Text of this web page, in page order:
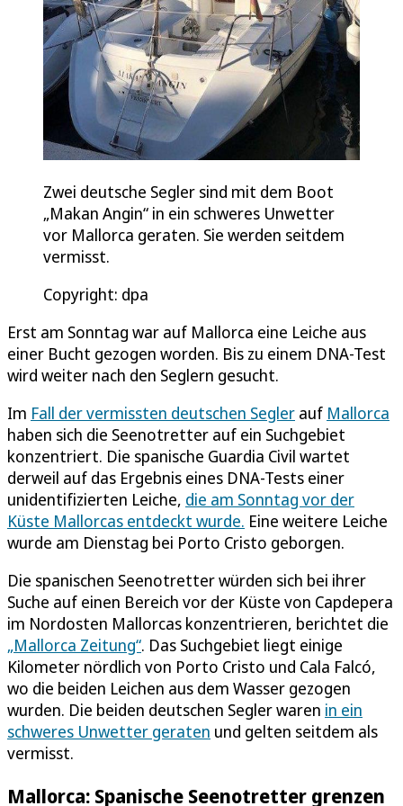
Zwei deutsche Segler sind mit dem Boot
„Makan Angin“ in ein schweres Unwetter
vor Mallorca geraten. Sie werden seitdem
vermisst.
Copyright: dpa
Erst am Sonntag war auf Mallorca eine Leiche aus
einer Bucht gezogen worden. Bis zu einem DNA-Test
wird weiter nach den Seglern gesucht.
Im Fall der vermissten deutschen Segler auf Mallorca
haben sich die Seenotretter auf ein Suchgebiet
konzentriert. Die spanische Guardia Civil wartet
derweil auf das Ergebnis eines DNA-Tests einer
unidentifizierten Leiche, die am Sonntag vor der
Küste Mallorcas entdeckt wurde. Eine weitere Leiche
wurde am Dienstag bei Porto Cristo geborgen.
Die spanischen Seenotretter würden sich bei ihrer
Suche auf einen Bereich vor der Küste von Capdepera
im Nordosten Mallorcas konzentrieren, berichtet die
„Mallorca Zeitung“. Das Suchgebiet liegt einige
Kilometer nördlich von Porto Cristo und Cala Falcó,
wo die beiden Leichen aus dem Wasser gezogen
wurden. Die beiden deutschen Segler waren in ein
schweres Unwetter geraten und gelten seitdem als
vermisst.
Mallorca: Spanische Seenotretter grenzen